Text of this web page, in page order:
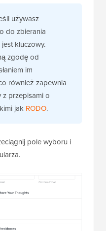
używasz
do zbierania
kluczowy.
zgodę od
im
również zapewnia
przepisami o
jak RODO.
pole wyboru i